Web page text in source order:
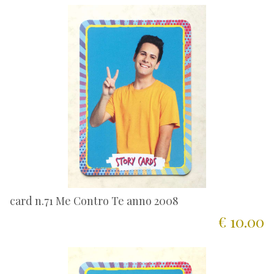
card n.71 Me Contro Te anno 2008
€ 10.00